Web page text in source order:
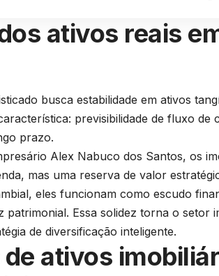
ativos reais
busca estabilidade em ativos
previsibilidade de fluxo
prazo.
Alex Nabuco dos Santos, os
mas uma reserva de valor
eles funcionam como escudo
patrimonial. Essa solidez torna o setor
de diversificação inteligente.
ativos